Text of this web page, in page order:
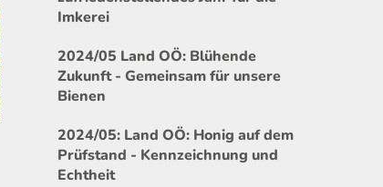
Imkerei
2024/05 Land OÖ: Blühende
Zukunft - Gemeinsam für unsere
Bienen
2024/05: Land OÖ: Honig auf dem
Prüfstand - Kennzeichnung und
Echtheit